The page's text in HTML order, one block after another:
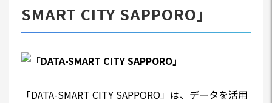
SMART CITY SAPPORO」
「DATA-SMART CITY SAPPORO」は、データを活用